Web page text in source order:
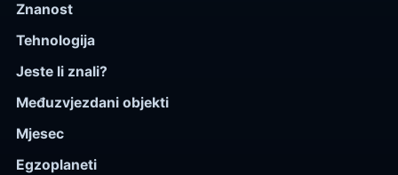
Znanost
Tehnologija
Jeste li znali?
Međuzvjezdani objekti
Mjesec
Egzoplaneti